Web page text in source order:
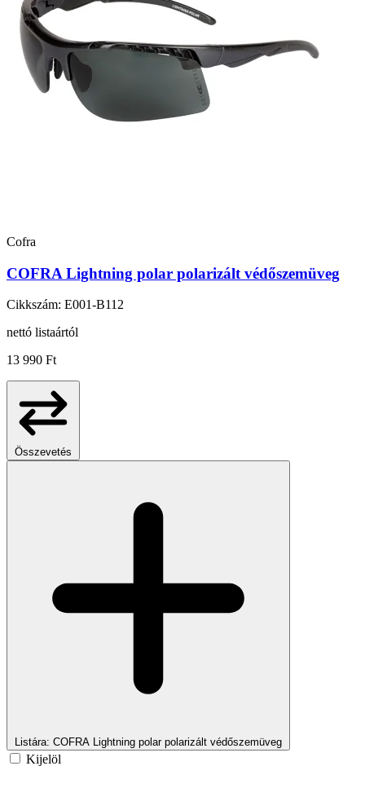
Cofra
COFRA Lightning polar polarizált védőszemüveg
Cikkszám: E001-B112
nettó listaártól
13 990 Ft
Összevetés
Listára: COFRA Lightning polar polarizált védőszemüveg
Kijelöl